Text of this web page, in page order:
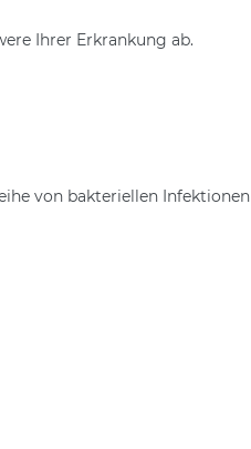
Ihrer Erkrankung ab.
von bakteriellen Infektionen